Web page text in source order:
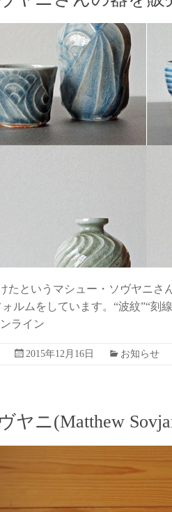
たというマシュー・ソヴヤニさ
ルムをしています。“波紋”“刻
ライン
2015年12月16日 お知らせ
ヤニ(Matthew